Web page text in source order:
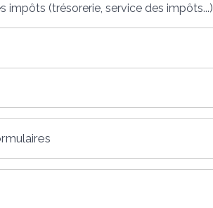
impôts (trésorerie, service des impôts...)